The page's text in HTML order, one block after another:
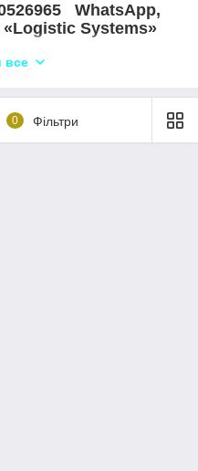
WhatsApp,
Systems»
в Золотоношу та по всій
забезпечить надійну та
Незалежно від того, чи
спецтехніки або
компанія готова
послуги. Замовте
все
0 Фільтри